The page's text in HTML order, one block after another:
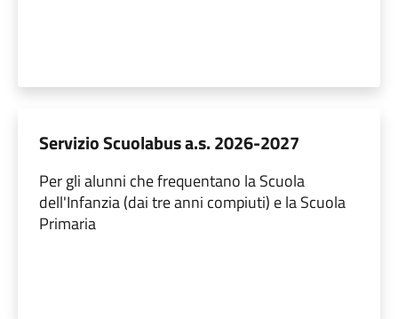
Servizio Scuolabus a.s. 2026-2027
Per gli alunni che frequentano la Scuola
dell'Infanzia (dai tre anni compiuti) e la Scuola
Primaria